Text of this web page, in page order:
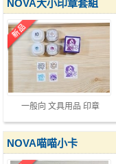
一般向 文具用品 印章
NOVA大小印章套組
NOVA喵喵小卡